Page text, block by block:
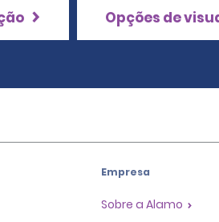
Opções de
Empresa
Sobre a Alamo